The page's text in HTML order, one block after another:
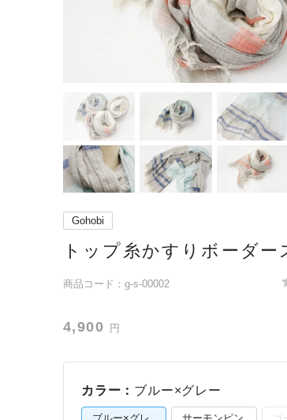
Gohobi
トップ糸かすりボーダー
商品コード：g-s-00002
4,900 円
カラー： ブルー×グレー